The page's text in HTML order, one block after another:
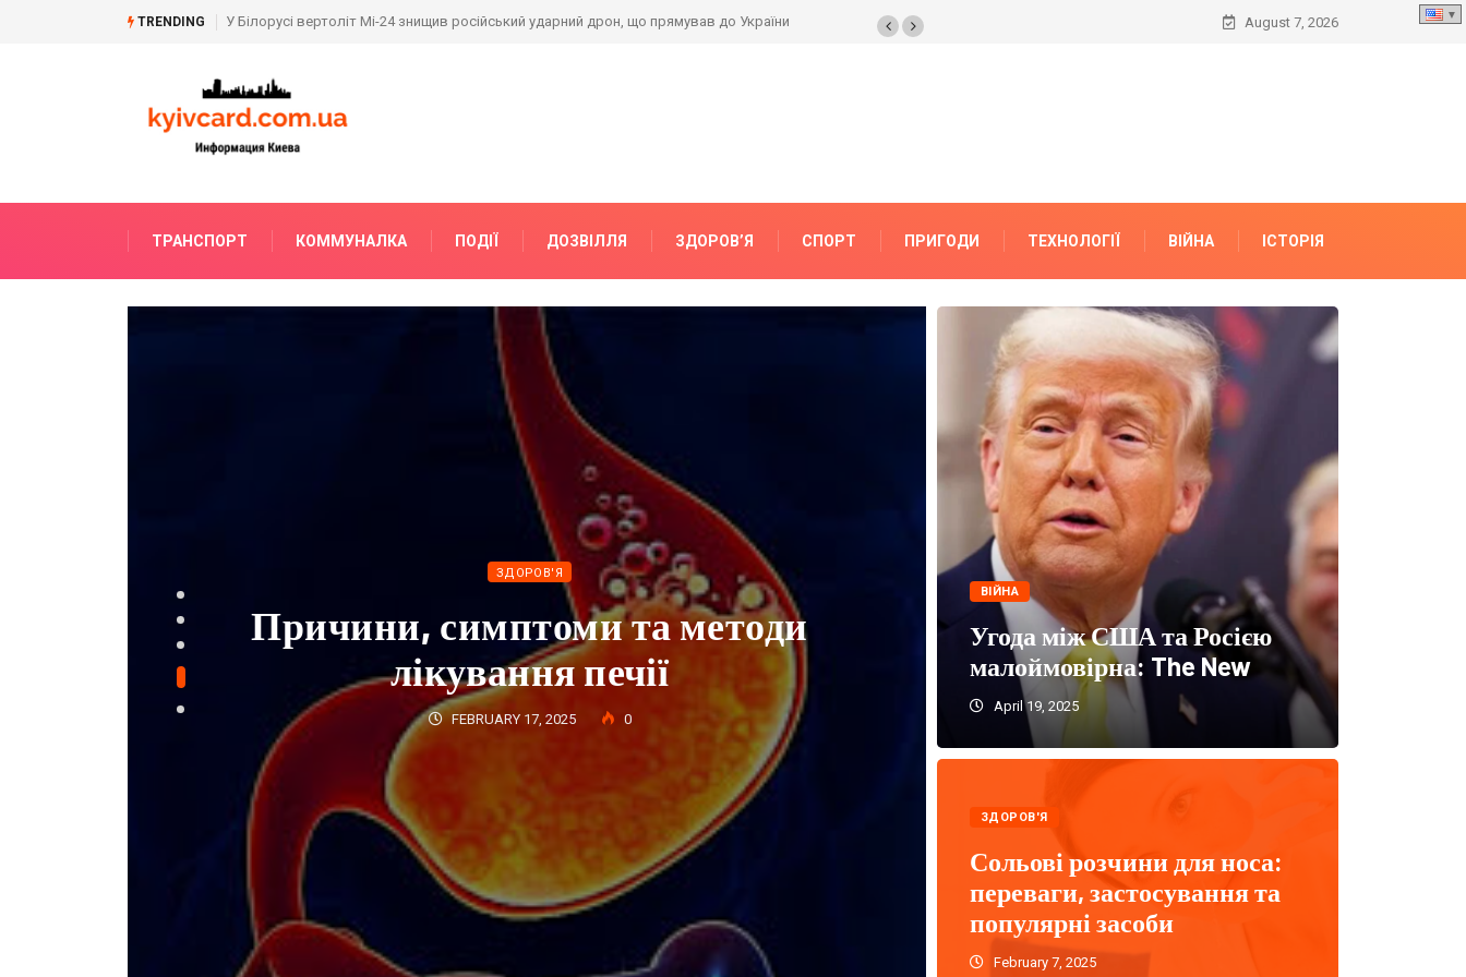
TRENDING Кіт Келлог розпочав візит до України: ключові теми переговорів August 7, 2026
ТРАНСПОРТ КОММУНАЛКА ПОДІЇ ДОЗВІЛЛЯ ЗДОРОВ’Я СПОРТ ПРИГОДИ ТЕХНОЛОГІЇ ВІЙНА ІСТОРІЯ
ЗДОРОВ'Я
У столиці можна пройти безкоштовне
медичне обстеження молочних залоз
JULY 19, 2022 0
ЗДОРОВ'Я
Піявки в
властивості та
FEBRUARY 11, 2025
ВІЙНА
Угода між США та Росією
малоймовірна: The New
April 19, 2025
ЗДОРОВ'Я
Сольові розчини для носа:
переваги, застосування та
популярні засоби
February 7, 2025